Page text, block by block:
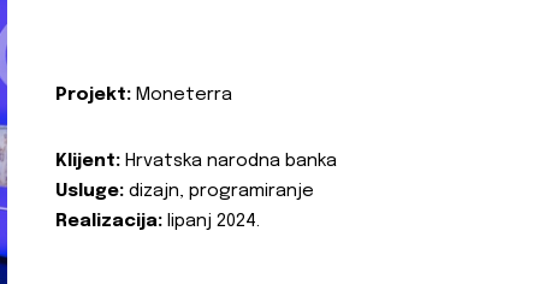
Projekt: Moneterra
Klijent: Hrvatska narodna banka
Usluge: dizajn, programiranje
Realizacija: lipanj 2024.